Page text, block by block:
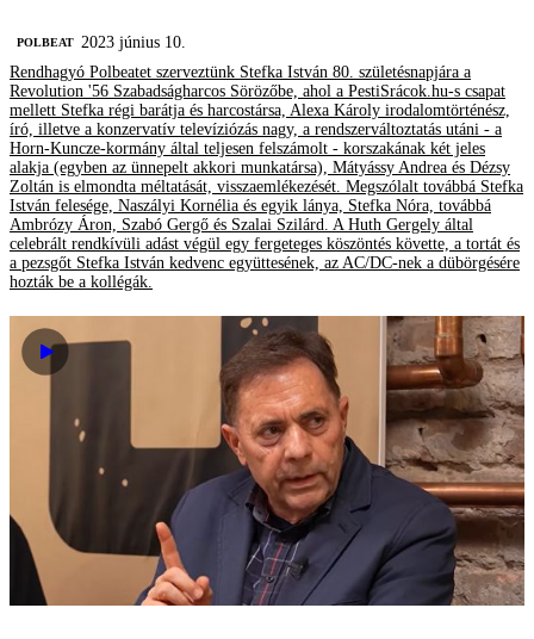
‎POLBEAT
2023 június 10.
Rendhagyó Polbeatet szerveztünk Stefka István 80. születésnapjára a
Revolution '56 Szabadságharcos Sörözőbe, ahol a PestiSrácok.hu-s csapat
mellett Stefka régi barátja és harcostársa, Alexa Károly irodalomtörténész,
író, illetve a konzervatív televíziózás nagy, a rendszerváltoztatás utáni - a
Horn-Kuncze-kormány által teljesen felszámolt - korszakának két jeles
alakja (egyben az ünnepelt akkori munkatársa), Mátyássy Andrea és Dézsy
Zoltán is elmondta méltatását, visszaemlékezését. Megszólalt továbbá Stefka
István felesége, Naszályi Kornélia és egyik lánya, Stefka Nóra, továbbá
Ambrózy Áron, Szabó Gergő és Szalai Szilárd. A Huth Gergely által
celebrált rendkívüli adást végül egy fergeteges köszöntés követte, a tortát és
a pezsgőt Stefka István kedvenc együttesének, az AC/DC-nek a dübörgésére
hozták be a kollégák.